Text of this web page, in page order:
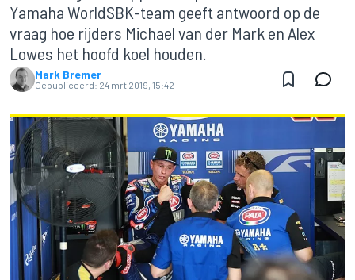
Yamaha WorldSBK-team geeft antwoord op de
vraag hoe rijders Michael van der Mark en Alex
Lowes het hoofd koel houden.
Mark Bremer
Gepubliceerd: 24 mrt 2019, 15:42